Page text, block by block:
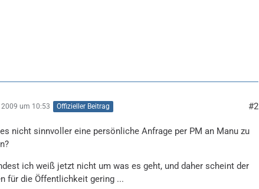
um 10:53 Offizieller Beitrag #2
nicht sinnvoller eine persönliche Anfrage per PM an Manu zu
ich weiß jetzt nicht um was es geht, und daher scheint der
für die Öffentlichkeit gering ...